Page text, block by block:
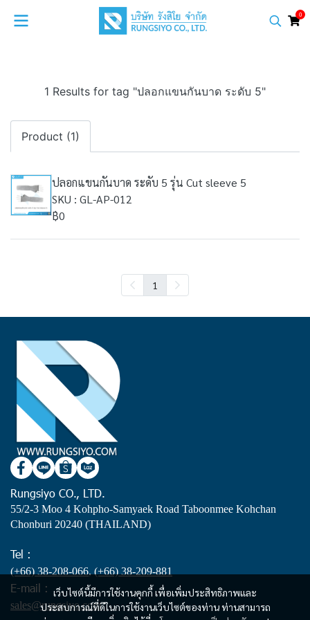
0
1 Results for tag "ปลอกแขนกันบาด ระดับ 5"
Product (1)
ปลอกแขนกันบาด ระดับ 5 รุ่น Cut sleeve 5
SKU : GL-AP-012
฿0
1
เว็บไซต์นี้มีการใช้งานคุกกี้ เพื่อเพิ่มประสิทธิภาพและ
ประสบการณ์ที่ดีในการใช้งานเว็บไซต์ของท่าน ท่านสามารถ
Rungsiyo CO., LTD.
55/2-3 Moo 4 Kohpho-Samyaek Road Taboonmee Kohchan
Chonburi 20240 (THAILAND)
Tel :
(+66) 38-208-066, (+66) 38-209-881
E-mail :
sales@rungsiyo.com